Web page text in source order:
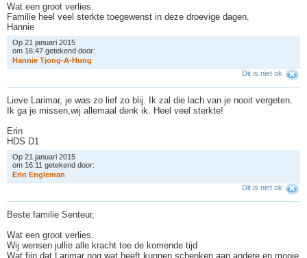
Wat een groot verlies.
Familie heel veel sterkte toegewenst in deze droevige dagen.
Hannie
Op 21 januari 2015
om 16:47 getekend door:
Hannie Tjong-A-Hung
Dit is niet ok
Lieve Larimar, je was zo lief zo blij. Ik zal die lach van je nooit vergeten.
Ik ga je missen,wij allemaal denk ik. Heel veel sterkte!
Erin
HDS D1
Op 21 januari 2015
om 16:11 getekend door:
Erin Engleman
Dit is niet ok
Beste familie Senteur,
Wat een groot verlies.
Wij wensen jullie alle kracht toe de komende tijd
Wat fijn dat Larimar nog wat heeft kunnen schenken aan andere en mooie